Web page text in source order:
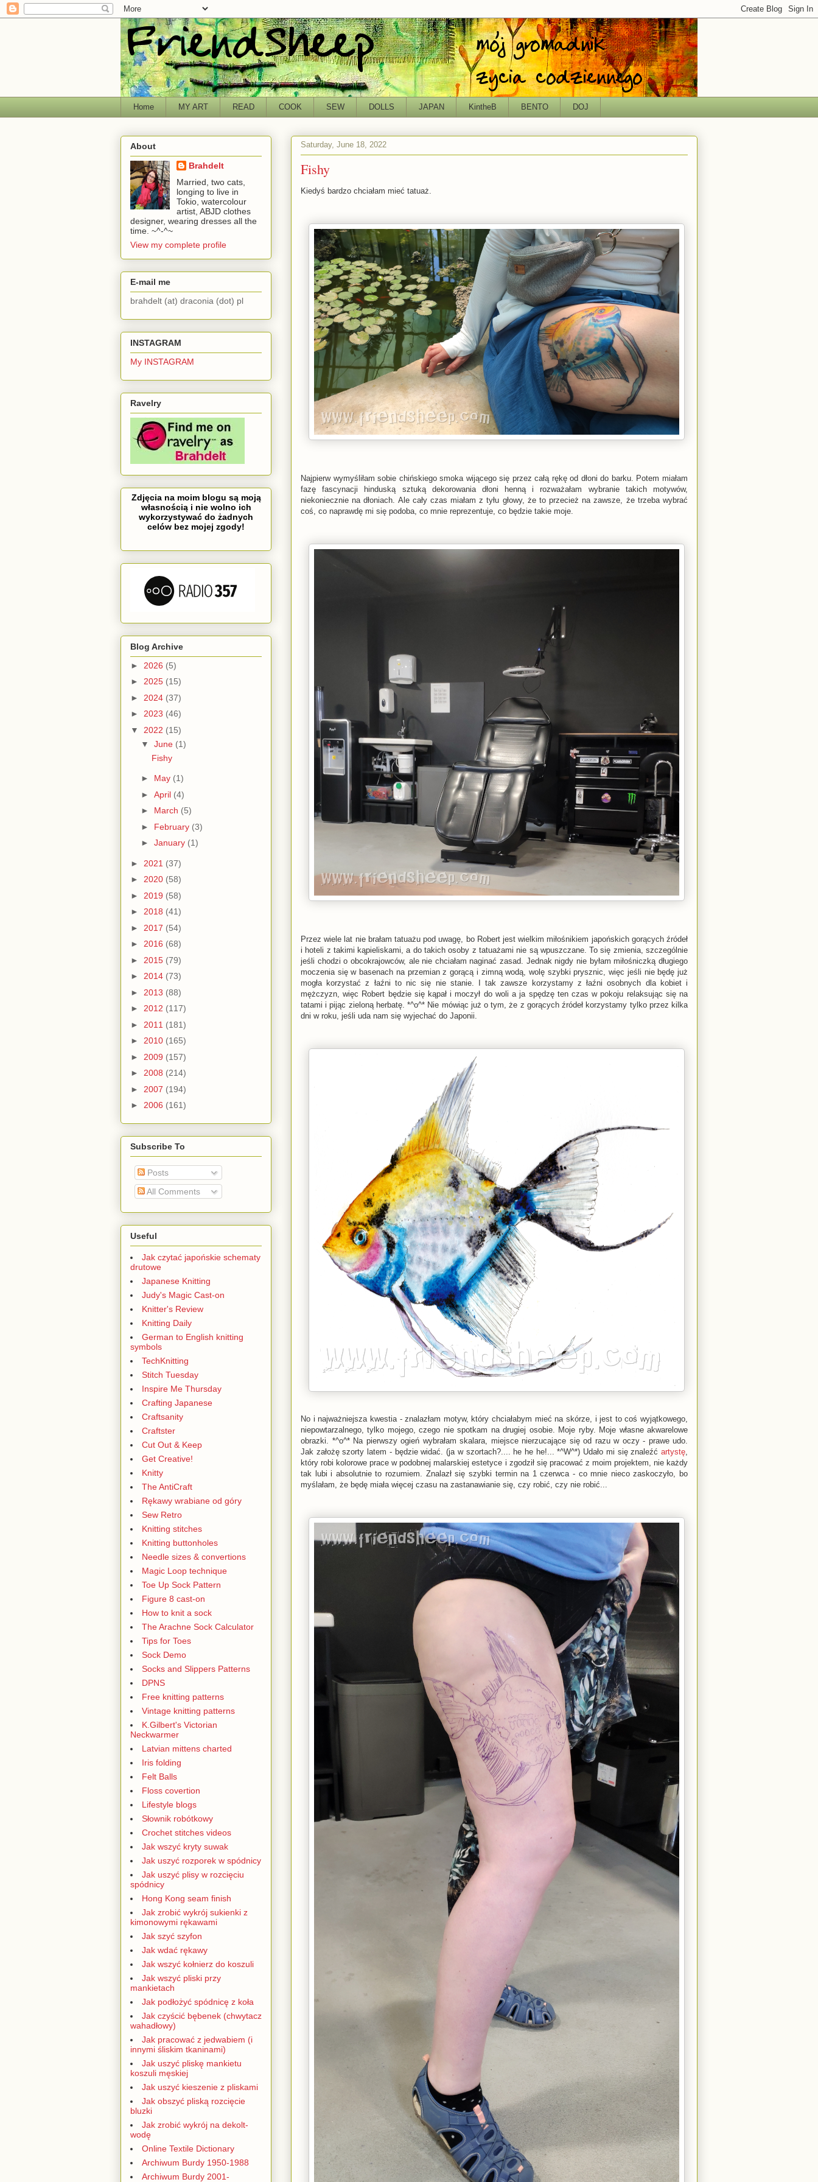
Home MY ART READ COOK SEW DOLLS JAPAN KintheB BENTO DOJ
Saturday, June 18, 2022
Fishy
Kiedyś bardzo chciałam mieć tatuaż.
Najpierw wymyśliłam sobie chińskiego smoka wijącego się przez całą rękę od dłoni do barku. Potem miałam
fazę fascynacji hinduską sztuką dekorowania dłoni henną i rozważałam wybranie takich motywów,
niekoniecznie na dłoniach. Ale cały czas miałam z tyłu głowy, że to przecież na zawsze, że trzeba wybrać
coś, co naprawdę mi się podoba, co mnie reprezentuje, co będzie takie moje.
Przez wiele lat nie brałam tatuażu pod uwagę, bo Robert jest wielkim miłośnikiem japońskich gorących źródeł
i hoteli z takimi kąpieliskami, a do takich osoby z tatuażami nie są wpuszczane. To się zmienia, szczególnie
jeśli chodzi o obcokrajowców, ale nie chciałam naginać zasad. Jednak nigdy nie byłam miłośniczką długiego
moczenia się w basenach na przemian z gorącą i zimną wodą, wolę szybki prysznic, więc jeśli nie będę już
mogła korzystać z łaźni to nic się nie stanie. I tak zawsze korzystamy z łaźni osobnych dla kobiet i
mężczyzn, więc Robert będzie się kąpał i moczył do woli a ja spędzę ten czas w pokoju relaksując się na
tatami i pijąc zieloną herbatę. *^o^* Nie mówiąc już o tym, że z gorących źródeł korzystamy tylko przez kilka
dni w roku, jeśli uda nam się wyjechać do Japonii.
No i najważniejsza kwestia - znalazłam motyw, który chciałabym mieć na skórze, i jest to coś wyjątkowego,
niepowtarzalnego, tylko mojego, czego nie spotkam na drugiej osobie. Moje ryby. Moje własne akwarelowe
obrazki. *^o^* Na pierwszy ogień wybrałam skalara, miejsce nierzucające się od razu w oczy - prawe udo.
Jak założę szorty latem - będzie widać. (ja w szortach?.... he he he!... *^W^*) Udało mi się znaleźć artystę
który robi kolorowe prace w podobnej malarskiej estetyce i zgodził się pracować z moim projektem, nie każdy
tak lubi i absolutnie to rozumiem. Znalazł się szybki termin na 1 czerwca - co mnie nieco zaskoczyło, bo
myślałam, że będę miała więcej czasu na zastanawianie się, czy robić, czy nie robić...
About
Brahdelt
Married, two cats,
longing to live in
Tokio, watercolour
artist, ABJD clothes
designer, wearing dresses all the
time. ~^-^~
View my complete profile
E-mail me
brahdelt (at) draconia (dot) pl
INSTAGRAM
My INSTAGRAM
Ravelry
Zdjęcia na moim blogu są moją
własnością i nie wolno ich
wykorzystywać do żadnych
celów bez mojej zgody!
Blog Archive
► 2026 (5)
► 2025 (15)
► 2024 (37)
► 2023 (46)
▼ 2022 (15)
▼ June (1)
Fishy
► May (1)
► April (4)
► March (5)
► February (3)
► January (1)
► 2021 (37)
► 2020 (58)
► 2019 (58)
► 2018 (41)
► 2017 (54)
► 2016 (68)
► 2015 (79)
► 2014 (73)
► 2013 (88)
► 2012 (117)
► 2011 (181)
► 2010 (165)
► 2009 (157)
► 2008 (214)
► 2007 (194)
► 2006 (161)
Subscribe To
Posts
All Comments
Useful
Jak czytać japońskie schematy
drutowe
Japanese Knitting
Judy's Magic Cast-on
Knitter's Review
Knitting Daily
German to English knitting
symbols
TechKnitting
Stitch Tuesday
Inspire Me Thursday
Crafting Japanese
Craftsanity
Craftster
Cut Out & Keep
Get Creative!
Knitty
The AntiCraft
Rękawy wrabiane od góry
Sew Retro
Knitting stitches
Knitting buttonholes
Needle sizes & convertions
Magic Loop technique
Toe Up Sock Pattern
Figure 8 cast-on
How to knit a sock
The Arachne Sock Calculator
Tips for Toes
Sock Demo
Socks and Slippers Patterns
DPNS
Free knitting patterns
Vintage knitting patterns
K.Gilbert's Victorian
Neckwarmer
Latvian mittens charted
Iris folding
Felt Balls
Floss covertion
Lifestyle blogs
Słownik robótkowy
Crochet stitches videos
Jak wszyć kryty suwak
Jak uszyć rozporek w spódnicy
Jak uszyć plisy w rozcięciu
spódnicy
Hong Kong seam finish
Jak zrobić wykrój sukienki z
kimonowymi rękawami
Jak szyć szyfon
Jak wdać rękawy
Jak wszyć kołnierz do koszuli
Jak wszyć pliski przy
mankietach
Jak podłożyć spódnicę z koła
Jak czyścić bębenek (chwytacz
wahadłowy)
Jak pracować z jedwabiem (i
innymi śliskim tkaninami)
Jak uszyć pliskę mankietu
koszuli męskiej
Jak uszyć kieszenie z pliskami
Jak obszyć pliską rozcięcie
bluzki
Jak zrobić wykrój na dekolt-
wodę
Online Textile Dictionary
Archiwum Burdy 1950-1988
Archiwum Burdy 2001-